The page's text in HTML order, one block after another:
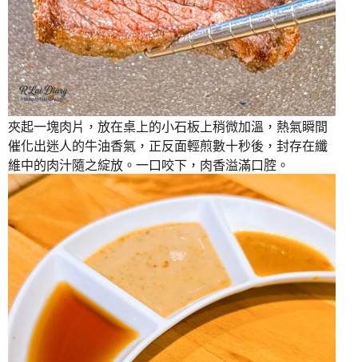
夾起一塊肉片，放在桌上的小石板上稍微加溫，熱氣瞬間
催化出迷人的牛油香氣，正反面輕煎數十秒後，封存在纖
維中的肉汁隨之綻放。一口咬下，肉香溢滿口腔。